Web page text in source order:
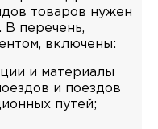
товаров нужен
В перечень,
включены:
и материалы
и поездов
путей;